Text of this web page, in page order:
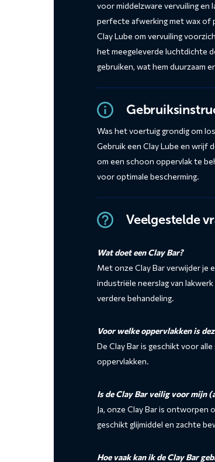
voor middelzware vervuiling en
perfecte afwerking met wax of
Clay Lube om vervuiling
het meegeleverde luchtdichte
gebruiken, wat hem duurzaam
Was het voertuig grondig om
Gebruik een Clay Lube en wrijf
om een schoon oppervlak te
voor optimale bescherming.
Veelgestelde
Wat doet een Clay Bar?
Met onze Clay Bar verwijder je
industriële neerslag van
verdere behandeling.
Voor welke oppervlakken is
De Clay Bar is geschikt voor
oppervlakken.
Is de Clay Bar veilig voor mijn
Ja, onze Clay Bar is ontworpen
geschikt glijmiddel en zachte
Hoe vaak kan ik de Clay Bar